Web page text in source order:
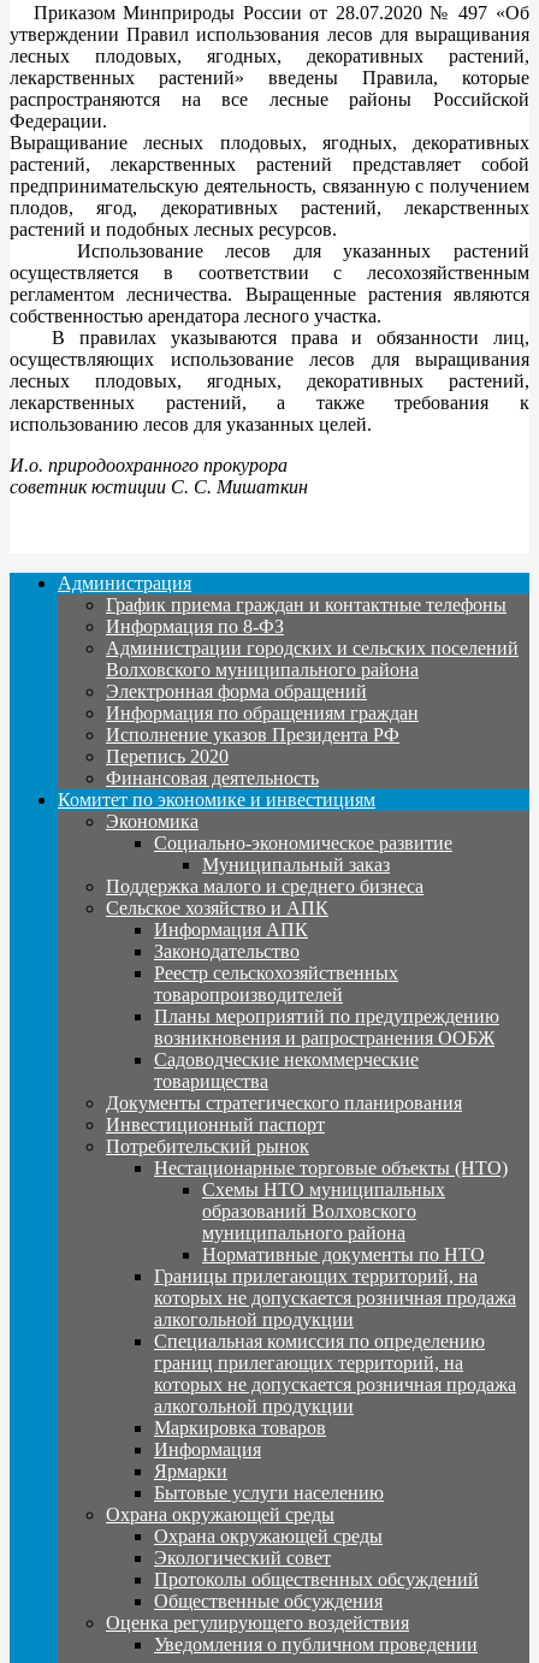
Приказом Минприроды России от 28.07.2020 № 497 «Об
утверждении Правил использования лесов для выращивания
лесных плодовых, ягодных, декоративных растений,
лекарственных растений» введены Правила, которые
распространяются на все лесные районы Российской
Федерации.
Выращивание лесных плодовых, ягодных, декоративных
растений, лекарственных растений представляет собой
предпринимательскую деятельность, связанную с получением
плодов, ягод, декоративных растений, лекарственных
растений и подобных лесных ресурсов.
Использование лесов для указанных растений
осуществляется в соответствии с лесохозяйственным
регламентом лесничества. Выращенные растения являются
собственностью арендатора лесного участка.
В правилах указываются права и обязанности лиц,
осуществляющих использование лесов для выращивания
лесных плодовых, ягодных, декоративных растений,
лекарственных растений, а также требования к
использованию лесов для указанных целей.
И.о. природоохранного прокурора
советник юстиции С. С. Мишаткин
Администрация
График приема граждан и контактные телефоны
Информация по 8-ФЗ
Администрации городских и сельских поселений
Волховского муниципального района
Электронная форма обращений
Информация по обращениям граждан
Исполнение указов Президента РФ
Перепись 2020
Финансовая деятельность
Комитет по экономике и инвестициям
Экономика
Социально-экономическое развитие
Муниципальный заказ
Поддержка малого и среднего бизнеса
Сельское хозяйство и АПК
Информация АПК
Законодательство
Реестр сельскохозяйственных
товаропроизводителей
Планы мероприятий по предупреждению
возникновения и рапространения ООБЖ
Садоводческие некоммерческие
товарищества
Документы стратегического планирования
Инвестиционный паспорт
Потребительский рынок
Нестационарные торговые объекты (НТО)
Схемы НТО муниципальных
образований Волховского
муниципального района
Нормативные документы по НТО
Границы прилегающих территорий, на
которых не допускается розничная продажа
алкогольной продукции
Специальная комиссия по определению
границ прилегающих территорий, на
которых не допускается розничная продажа
алкогольной продукции
Маркировка товаров
Информация
Ярмарки
Бытовые услуги населению
Охрана окружающей среды
Охрана окружающей среды
Экологический совет
Протоколы общественных обсуждений
Общественные обсуждения
Оценка регулирующего воздействия
Уведомления о публичном проведении